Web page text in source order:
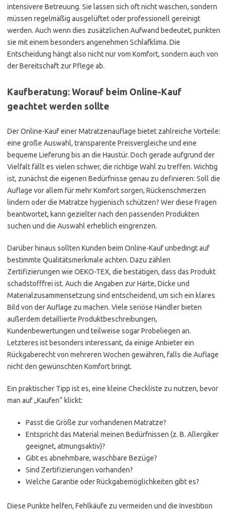
intensivere Betreuung. Sie lassen sich oft nicht waschen, sondern
müssen regelmäßig ausgelüftet oder professionell gereinigt
werden. Auch wenn dies zusätzlichen Aufwand bedeutet, punkten
sie mit einem besonders angenehmen Schlafklima. Die
Entscheidung hängt also nicht nur vom Komfort, sondern auch von
der Bereitschaft zur Pflege ab.
Kaufberatung: Worauf beim Online-Kauf
geachtet werden sollte
Der Online-Kauf einer Matratzenauflage bietet zahlreiche Vorteile:
eine große Auswahl, transparente Preisvergleiche und eine
bequeme Lieferung bis an die Haustür. Doch gerade aufgrund der
Vielfalt fällt es vielen schwer, die richtige Wahl zu treffen. Wichtig
ist, zunächst die eigenen Bedürfnisse genau zu definieren: Soll die
Auflage vor allem für mehr Komfort sorgen, Rückenschmerzen
lindern oder die Matratze hygienisch schützen? Wer diese Fragen
beantwortet, kann gezielter nach den passenden Produkten
suchen und die Auswahl erheblich eingrenzen.
Darüber hinaus sollten Kunden beim Online-Kauf unbedingt auf
bestimmte Qualitätsmerkmale achten. Dazu zählen
Zertifizierungen wie OEKO-TEX, die bestätigen, dass das Produkt
schadstofffrei ist. Auch die Angaben zur Härte, Dicke und
Materialzusammensetzung sind entscheidend, um sich ein klares
Bild von der Auflage zu machen. Viele seriöse Händler bieten
außerdem detaillierte Produktbeschreibungen,
Kundenbewertungen und teilweise sogar Probeliegen an.
Letzteres ist besonders interessant, da einige Anbieter ein
Rückgaberecht von mehreren Wochen gewähren, falls die Auflage
nicht den gewünschten Komfort bringt.
Ein praktischer Tipp ist es, eine kleine Checkliste zu nutzen, bevor
man auf „Kaufen“ klickt:
Passt die Größe zur vorhandenen Matratze?
Entspricht das Material meinen Bedürfnissen (z. B. Allergiker
geeignet, atmungsaktiv)?
Gibt es abnehmbare, waschbare Bezüge?
Sind Zertifizierungen vorhanden?
Welche Garantie oder Rückgabemöglichkeiten gibt es?
Diese Punkte helfen, Fehlkäufe zu vermeiden und die Investition